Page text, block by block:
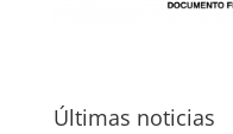
Últimas noticias